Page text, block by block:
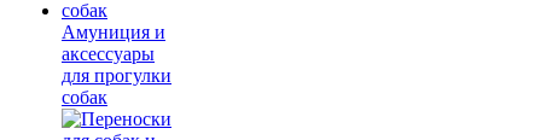
Амуниция и
аксессуары
для прогулки
собак